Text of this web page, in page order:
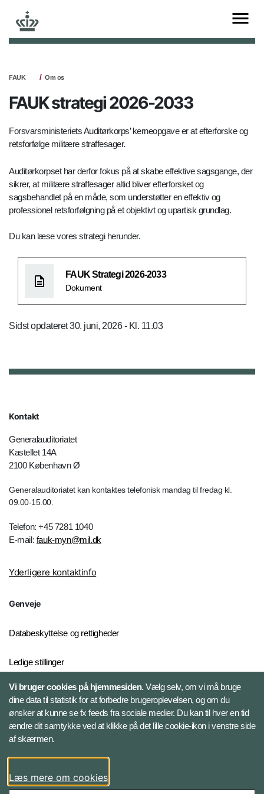
FAUK Om os
FAUK strategi 2026-2033
Forsvarsministeriets Auditørkorps’ kerneopgave er at efterforske og
retsforfølge militære straffesager.
Auditørkorpset har derfor fokus på at skabe effektive sagsgange, der
sikrer, at militære straffesager altid bliver efterforsket og
sagsbehandlet på en måde, som understøtter en effektiv og
professionel retsforfølgning på et objektivt og upartisk grundlag.
Du kan læse vores strategi herunder.
FAUK Strategi 2026-2033
Dokument
Sidst opdateret 30. juni, 2026 - Kl. 11.03
Kontakt
Generalauditoriatet
Kastellet 14A
2100 København Ø
Generalauditoriatet kan kontaktes telefonisk mandag til fredag kl.
09.00-15.00.
Telefon: +45 7281 1040
E-mail: fauk-myn@mil.dk
Yderligere kontaktinfo
Genveje
Databeskyttelse og rettigheder
Ledige stillinger
Whistleblowerordningen
Følg Forsvarsministeriets Auditørkorps
LinkedIn
Vi bruger cookies på hjemmesiden.Vælg selv, om vi må bruge
dine data til statistik for at forbedre brugeroplevelsen, og om du
ønsker at kunne se fx feeds fra sociale medier. Du kan til hver en tid
ændre dit samtykke ved at klikke på det lille cookie-ikon i venstre side
af skærmen.
Læs mere om cookies